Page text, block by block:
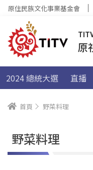
原住民族文化事業基金會
原
2024 總統大選 直播
首頁 野菜料理
野菜料理